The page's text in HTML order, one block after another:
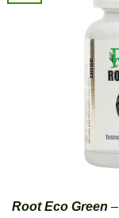
Root Eco Green –